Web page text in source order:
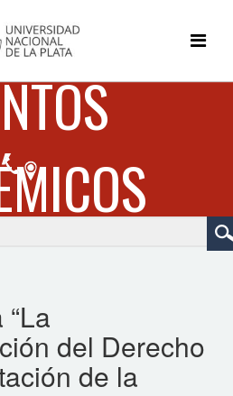
del Derecho
de la